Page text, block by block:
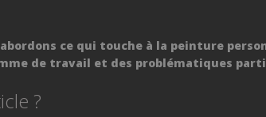
ce qui touche à la peinture
de travail et des problématiques
?